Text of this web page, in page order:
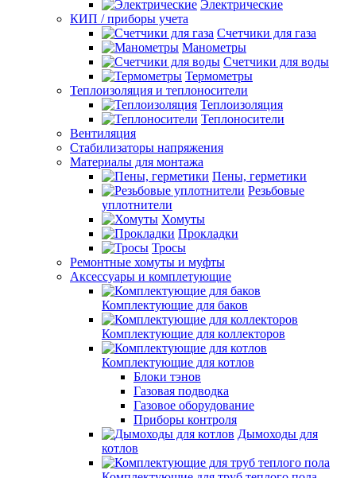
Электрические
КИП / приборы учета
Счетчики для газа
Манометры
Счетчики для воды
Термометры
Теплоизоляция и теплоносители
Теплоизоляция
Теплоносители
Вентиляция
Стабилизаторы напряжения
Материалы для монтажа
Пены, герметики
Резьбовые
уплотнители
Хомуты
Прокладки
Тросы
Ремонтные хомуты и муфты
Аксессуары и комплетующие
Комплектующие для баков
Комплектующие для коллекторов
Комплектующие для котлов
Блоки тэнов
Газовая подводка
Газовое оборудование
Приборы контроля
Дымоходы для
котлов